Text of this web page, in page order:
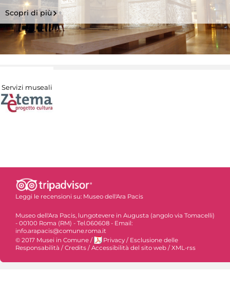
Scopri di più
Servizi museali
Leggi le recensioni su: Museo dell'Ara Pacis
Museo dell'Ara Pacis, lungotevere in Augusta (angolo via Tomacelli)
- 00100 Roma (RM) - Tel.060608 - Email:
info.arapacis@comune.roma.it
© 2017 Musei in Comune / Privacy / Esclusione delle
Responsabilità / Credits / Accessibilità del sito web / XML-rss